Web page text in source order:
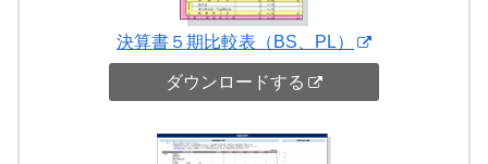
決算書５期比較表（BS、PL）
ダウンロードする